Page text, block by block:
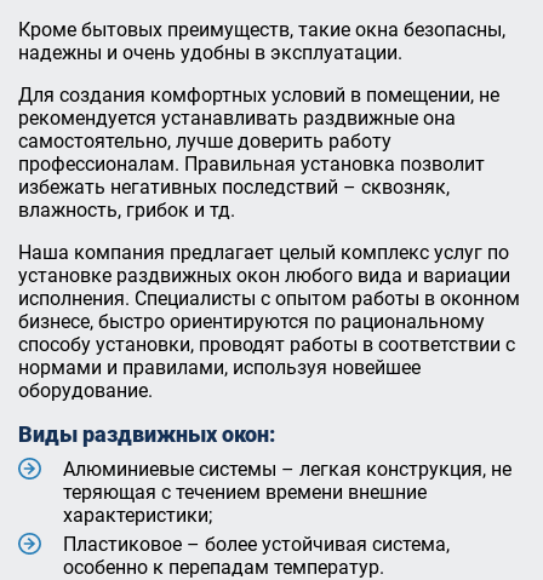
Кроме бытовых преимуществ, такие окна безопасны,
надежны и очень удобны в эксплуатации.
Для создания комфортных условий в помещении, не
рекомендуется устанавливать раздвижные она
самостоятельно, лучше доверить работу
профессионалам. Правильная установка позволит
избежать негативных последствий – сквозняк,
влажность, грибок и тд.
Наша компания предлагает целый комплекс услуг по
установке раздвижных окон любого вида и вариации
исполнения. Специалисты с опытом работы в оконном
бизнесе, быстро ориентируются по рациональному
способу установки, проводят работы в соответствии с
нормами и правилами, используя новейшее
оборудование.
Виды раздвижных окон:
Алюминиевые системы – легкая конструкция, не
теряющая с течением времени внешние
характеристики;
Пластиковое – более устойчивая система,
особенно к перепадам температур.